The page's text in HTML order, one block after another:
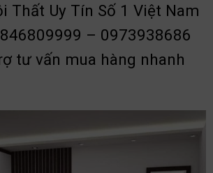
Thất Uy Tín Số 1 Việt Nam
– 0973938686
tư vấn mua hàng nhanh